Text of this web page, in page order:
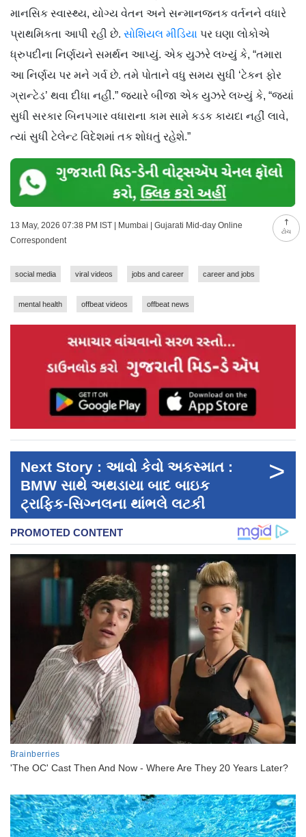
ટોચ
માનસિક સ્વાસ્થ્ય, યોગ્ય વેતન અને સન્માનજનક વર્તનને વધારે
પ્રાથમિકતા આપી રહી છે. સોશિયલ મીડિયા પર ઘણા લોકોએ
ધ્રુપદીના નિર્ણયને સમર્થન આપ્યું. એક યુઝરે લખ્યું કે, “તમારા
આ નિર્ણય પર મને ગર્વ છે. તમે પોતાને વધુ સમય સુધી ‘ટેકન ફોર
ગ્રાન્ટેડ’ થવા દીધા નહીં.” જ્યારે બીજા એક યુઝરે લખ્યું કે, “જ્યાં
સુધી સરકાર બિનપગાર વધારાના કામ સામે કડક કાયદા નહીં લાવે,
ત્યાં સુધી ટેલેન્ટ વિદેશમાં તક શોધતું રહેશે.”
13 May, 2026 07:38 PM IST | Mumbai | Gujarati Mid-day Online
Correspondent
social media viral videos jobs and career career and jobs
mental health offbeat videos offbeat news
Next Story : આવો કેવો અકસ્માત :
BMW સાથે અથડાયા બાદ બાઇક
ટ્રાફિક-સિગ્નલના થાંભલે લટકી
>